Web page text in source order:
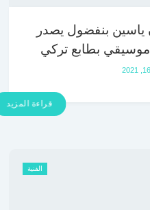
ياسين بنفضول يصدر
موسيقي بطابع تركي
قراءة المزيد
الفنية